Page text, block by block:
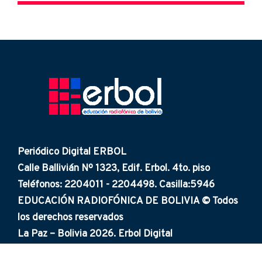
Periódico Digital ERBOL
Calle Ballivián Nº 1323, Edif. Erbol. 4to. piso
Teléfonos: 2204011 - 2204498. Casilla:5946
EDUCACIÓN RADIOFÓNICA DE BOLIVIA © Todos
los derechos reservados
La Paz – Bolivia 2026. Erbol Digital